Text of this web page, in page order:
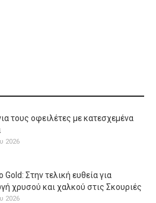
τους οφειλέτες με κατεσχεμένα
2026
Gold: Στην τελική ευθεία για
χρυσού και χαλκού στις Σκουριές
2026